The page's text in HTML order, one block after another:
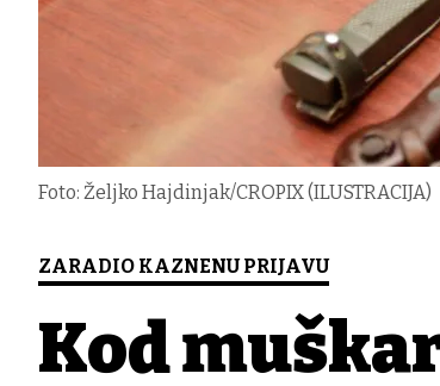
Foto: Željko Hajdinjak/CROPIX (ILUSTRACIJA)
ZARADIO KAZNENU PRIJAVU
Kod